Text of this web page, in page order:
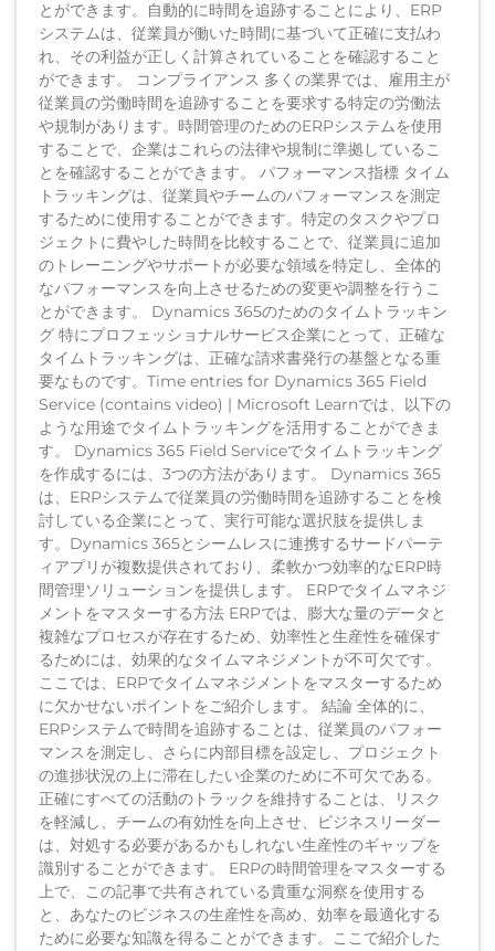
とができます。自動的に時間を追跡することにより、ERP
システムは、従業員が働いた時間に基づいて正確に支払わ
れ、その利益が正しく計算されていることを確認すること
ができます。 コンプライアンス 多くの業界では、雇用主が
従業員の労働時間を追跡することを要求する特定の労働法
や規制があります。時間管理のためのERPシステムを使用
することで、企業はこれらの法律や規制に準拠しているこ
とを確認することができます。 パフォーマンス指標 タイム
トラッキングは、従業員やチームのパフォーマンスを測定
するために使用することができます。特定のタスクやプロ
ジェクトに費やした時間を比較することで、従業員に追加
のトレーニングやサポートが必要な領域を特定し、全体的
なパフォーマンスを向上させるための変更や調整を行うこ
とができます。 Dynamics 365のためのタイムトラッキン
グ 特にプロフェッショナルサービス企業にとって、正確な
タイムトラッキングは、正確な請求書発行の基盤となる重
要なものです。Time entries for Dynamics 365 Field
Service (contains video) | Microsoft Learnでは、以下の
ような用途でタイムトラッキングを活用することができま
す。 Dynamics 365 Field Serviceでタイムトラッキング
を作成するには、3つの方法があります。 Dynamics 365
は、ERPシステムで従業員の労働時間を追跡することを検
討している企業にとって、実行可能な選択肢を提供しま
す。Dynamics 365とシームレスに連携するサードパーテ
ィアプリが複数提供されており、柔軟かつ効率的なERP時
間管理ソリューションを提供します。 ERPでタイムマネジ
メントをマスターする方法 ERPでは、膨大な量のデータと
複雑なプロセスが存在するため、効率性と生産性を確保す
るためには、効果的なタイムマネジメントが不可欠です。
ここでは、ERPでタイムマネジメントをマスターするため
に欠かせないポイントをご紹介します。 結論 全体的に、
ERPシステムで時間を追跡することは、従業員のパフォー
マンスを測定し、さらに内部目標を設定し、プロジェクト
の進捗状況の上に滞在したい企業のために不可欠である。
正確にすべての活動のトラックを維持することは、リスク
を軽減し、チームの有効性を向上させ、ビジネスリーダー
は、対処する必要があるかもしれない生産性のギャップを
識別することができます。 ERPの時間管理をマスターする
上で、この記事で共有されている貴重な洞察を使用する
と、あなたのビジネスの生産性を高め、効率を最適化する
ために必要な知識を得ることができます。ここで紹介した